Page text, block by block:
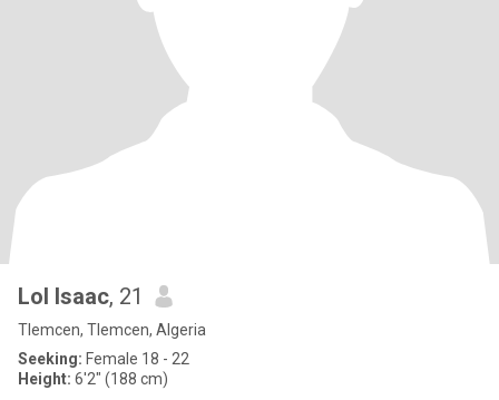
Lol Isaac, 21
Tlemcen, Tlemcen, Algeria
Seeking: Female 18 - 22
Height: 6'2" (188 cm)